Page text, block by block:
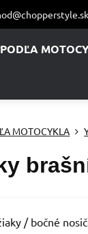
PODĽA
MOTOCYKLA
/ bočné